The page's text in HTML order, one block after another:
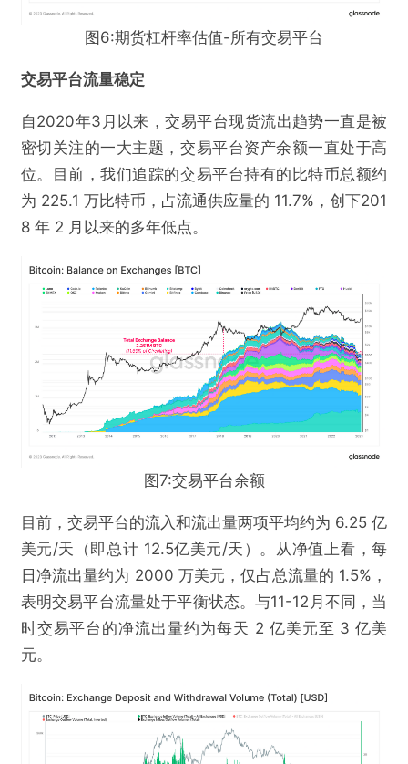
图6:期货杠杆率估值-所有交易平台
交易平台流量稳定
自2020年3月以来，交易平台现货流出趋势一直是被
密切关注的一大主题，交易平台资产余额一直处于高
位。目前，我们追踪的交易平台持有的比特币总额约
为 225.1 万比特币，占流通供应量的 11.7%，创下201
8 年 2 月以来的多年低点。
图7:交易平台余额
目前，交易平台的流入和流出量两项平均约为 6.25 亿
美元/天（即总计 12.5亿美元/天）。从净值上看，每
日净流出量约为 2000 万美元，仅占总流量的 1.5%，
表明交易平台流量处于平衡状态。与11-12月不同，当
时交易平台的净流出量约为每天 2 亿美元至 3 亿美
元。